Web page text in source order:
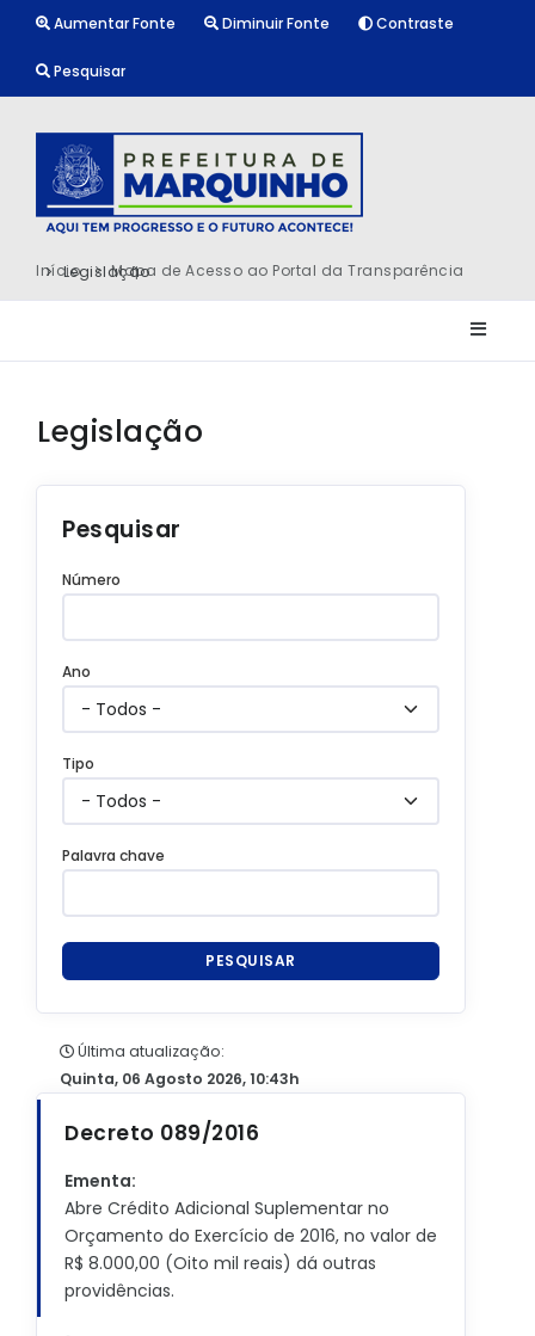
Aumentar Fonte Diminuir Fonte Contraste
Pesquisar
Início Mapa de Acesso ao Portal da Transparência
Legislação
Legislação
Pesquisar
Número
Ano
Tipo
Palavra chave
PESQUISAR
Última atualização:
Quinta, 06 Agosto 2026, 10:43h
Decreto 089/2016
Ementa:
Abre Crédito Adicional Suplementar no
Orçamento do Exercício de 2016, no valor de
R$ 8.000,00 (Oito mil reais) dá outras
providências.